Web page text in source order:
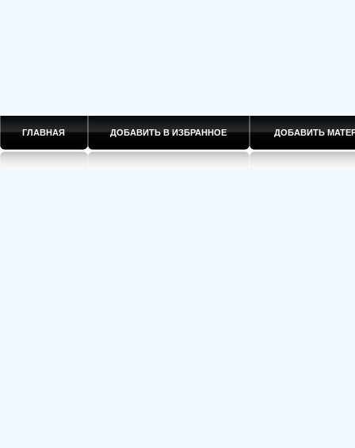
ГЛАВНАЯ ДОБАВИТЬ В ИЗБРАННОЕ ДОБАВИТЬ